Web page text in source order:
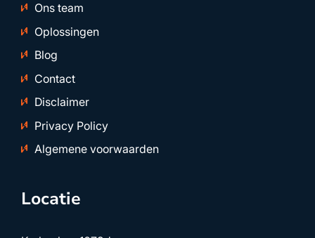
Ons team
Oplossingen
Blog
Contact
Disclaimer
Privacy Policy
Algemene voorwaarden
Locatie